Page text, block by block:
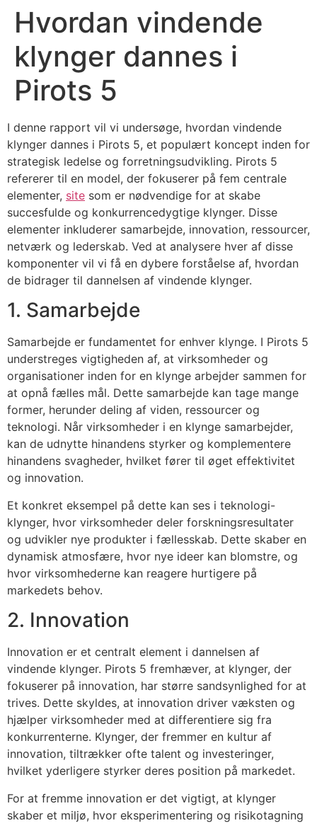
Hvordan vindende
klynger dannes i
Pirots 5
I denne rapport vil vi undersøge, hvordan vindende
klynger dannes i Pirots 5, et populært koncept inden for
strategisk ledelse og forretningsudvikling. Pirots 5
refererer til en model, der fokuserer på fem centrale
elementer, site som er nødvendige for at skabe
succesfulde og konkurrencedygtige klynger. Disse
elementer inkluderer samarbejde, innovation, ressourcer,
netværk og lederskab. Ved at analysere hver af disse
komponenter vil vi få en dybere forståelse af, hvordan
de bidrager til dannelsen af vindende klynger.
1. Samarbejde
Samarbejde er fundamentet for enhver klynge. I Pirots 5
understreges vigtigheden af, at virksomheder og
organisationer inden for en klynge arbejder sammen for
at opnå fælles mål. Dette samarbejde kan tage mange
former, herunder deling af viden, ressourcer og
teknologi. Når virksomheder i en klynge samarbejder,
kan de udnytte hinandens styrker og komplementere
hinandens svagheder, hvilket fører til øget effektivitet
og innovation.
Et konkret eksempel på dette kan ses i teknologi-
klynger, hvor virksomheder deler forskningsresultater
og udvikler nye produkter i fællesskab. Dette skaber en
dynamisk atmosfære, hvor nye ideer kan blomstre, og
hvor virksomhederne kan reagere hurtigere på
markedets behov.
2. Innovation
Innovation er et centralt element i dannelsen af
vindende klynger. Pirots 5 fremhæver, at klynger, der
fokuserer på innovation, har større sandsynlighed for at
trives. Dette skyldes, at innovation driver væksten og
hjælper virksomheder med at differentiere sig fra
konkurrenterne. Klynger, der fremmer en kultur af
innovation, tiltrækker ofte talent og investeringer,
hvilket yderligere styrker deres position på markedet.
For at fremme innovation er det vigtigt, at klynger
skaber et miljø, hvor eksperimentering og risikotagning